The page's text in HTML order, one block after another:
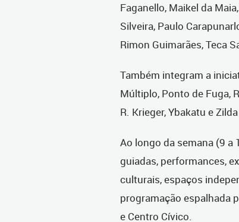
Faganello, Maikel da
Silveira, Paulo
Rimon Guimarães, Teca
Também integram a
Múltiplo, Ponto de Fuga,
R. Krieger, Ybakatu e
Ao longo da semana (9 a
guiadas, performances,
culturais, espaços
programação espalhada
e Centro Cívico.